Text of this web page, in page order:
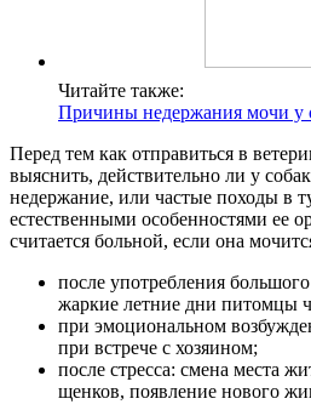
Читайте также:
Причины недержания мочи у
Перед тем как отправиться в
выяснить, действительно ли у
недержание, или частые походы в
естественными особенностями ее
считается больной, если она
после употребления
жаркие летние дни питомцы
при эмоциональном
при встрече с хозяином;
после стресса: смена места
щенков, появление нового